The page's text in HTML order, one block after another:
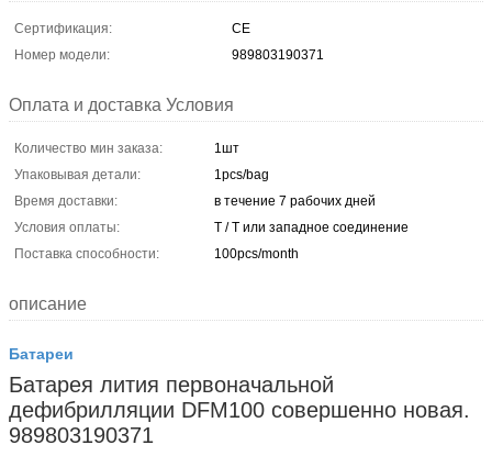
Сертификация:
CE
Номер модели:
989803190371
Оплата и доставка Условия
Количество мин заказа:
1шт
Упаковывая детали:
1pcs/bag
Время доставки:
в течение 7 рабочих дней
Условия оплаты:
T / T или западное соединение
Поставка способности:
100pcs/month
описание
Батареи
Батарея лития первоначальной
дефибрилляции DFM100 совершенно новая.
989803190371